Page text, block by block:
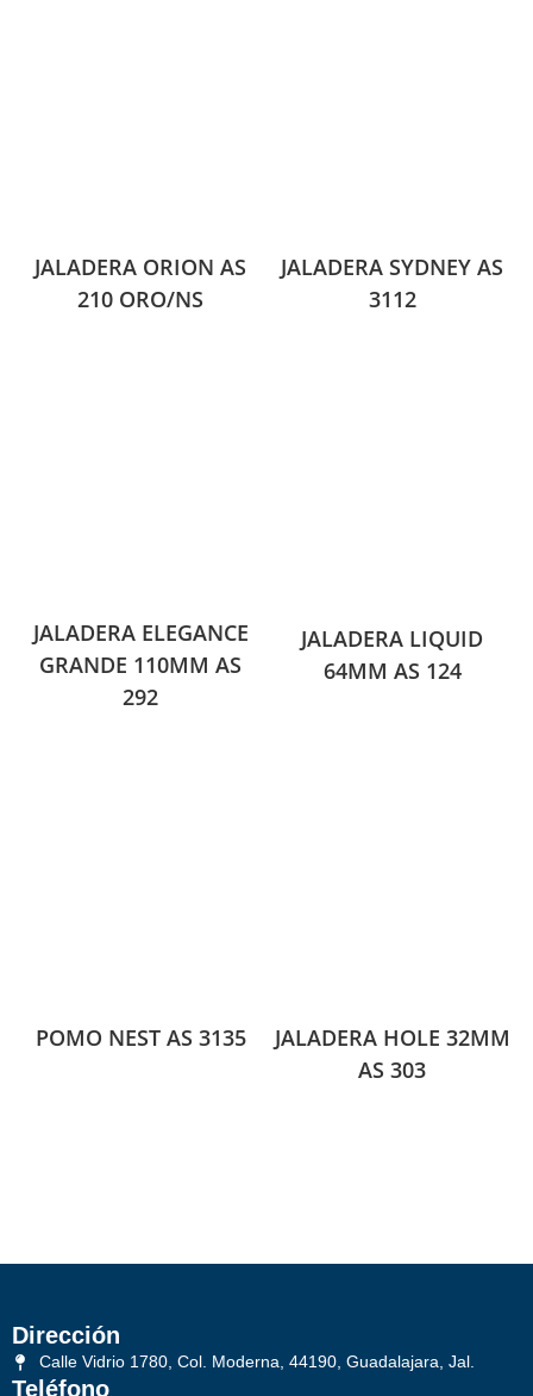
JALADERA ORION AS
210 ORO/NS
JALADERA SYDNEY AS
3112
JALADERA ELEGANCE
GRANDE 110MM AS
292
JALADERA LIQUID
64MM AS 124
POMO NEST AS 3135
JALADERA HOLE 32MM
AS 303
Dirección
Calle Vidrio 1780, Col. Moderna, 44190, Guadalajara, Jal.
Teléfono